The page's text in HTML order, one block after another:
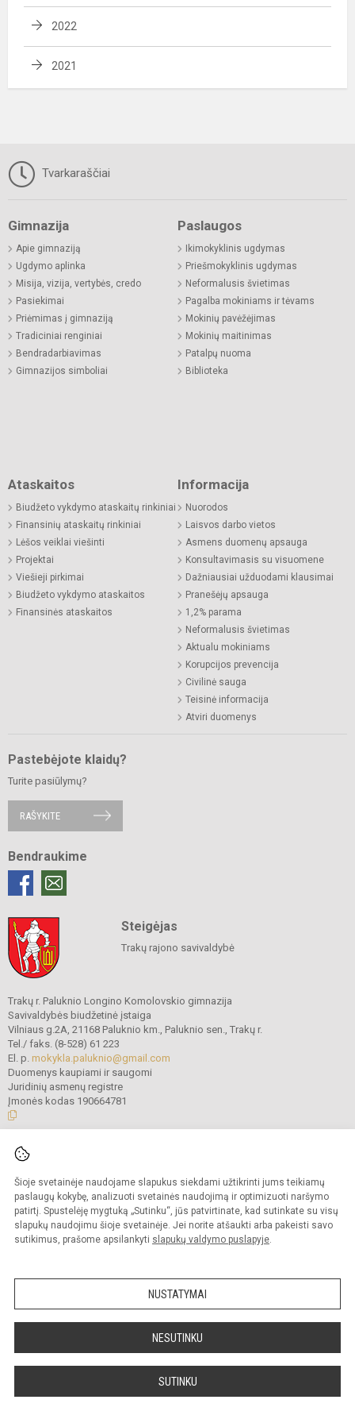
Šioje svetainėje naudojame slapukus siekdami užtikrinti jums teikiamų
paslaugų kokybę, analizuoti svetainės naudojimą ir optimizuoti naršymo
patirtį. Spustelėję mygtuką „Sutinku“, jūs patvirtinate, kad sutinkate su visų
slapukų naudojimu šioje svetainėje. Jei norite atšaukti arba pakeisti savo
sutikimus, prašome apsilankyti slapukų valdymo puslapyje.
NUSTATYMAI
NESUTINKU
SUTINKU
2022
2021
Tvarkaraščiai
Gimnazija
Apie gimnaziją
Ugdymo aplinka
Misija, vizija, vertybės, credo
Pasiekimai
Priėmimas į gimnaziją
Tradiciniai renginiai
Bendradarbiavimas
Gimnazijos simboliai
Paslaugos
Ikimokyklinis ugdymas
Priešmokyklinis ugdymas
Neformalusis švietimas
Pagalba mokiniams ir tėvams
Mokinių pavėžėjimas
Mokinių maitinimas
Patalpų nuoma
Biblioteka
Ataskaitos
Biudžeto vykdymo ataskaitų rinkiniai
Finansinių ataskaitų rinkiniai
Lėšos veiklai viešinti
Projektai
Viešieji pirkimai
Biudžeto vykdymo ataskaitos
Finansinės ataskaitos
Informacija
Nuorodos
Laisvos darbo vietos
Asmens duomenų apsauga
Konsultavimasis su visuomene
Dažniausiai užduodami klausimai
Pranešėjų apsauga
1,2% parama
Neformalusis švietimas
Aktualu mokiniams
Korupcijos prevencija
Civilinė sauga
Teisinė informacija
Atviri duomenys
Pastebėjote klaidų?
Turite pasiūlymų?
RAŠYKITE
Bendraukime
Steigėjas
Trakų rajono savivaldybė
Trakų r. Paluknio Longino Komolovskio gimnazija
Savivaldybės biudžetinė įstaiga
Vilniaus g.2A, 21168 Paluknio km., Paluknio sen., Trakų r.
Tel./ faks. (8-528) 61 223
El. p. mokykla.paluknio@gmail.com
Duomenys kaupiami ir saugomi
Juridinių asmenų registre
Įmonės kodas 190664781
© 2021. Trakų r. Paluknio Longino Komolovskio gimnazija. Visos teisės
Kopijuoti turinį be raštiško gimnazijos administracijos sutikimo griežtai
draudžiama.
Prieinamumo paraiška Slapukų valdymas
Sumanus būdas atnaujinti